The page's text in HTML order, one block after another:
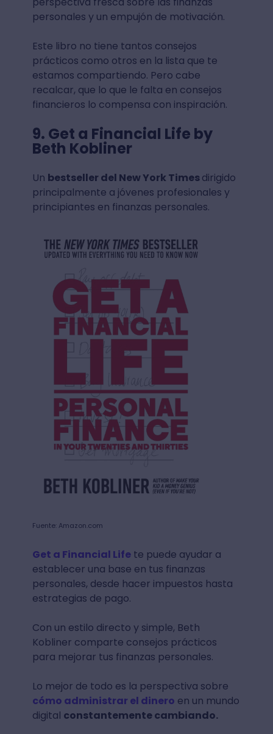
personales y un empujón de motivación.
Este libro no tiene tantos consejos
prácticos como otros en la lista que te
estamos compartiendo. Pero cabe
recalcar, que lo que le falta en consejos
financieros lo compensa con inspiración.
9. Get a Financial Life by
Beth Kobliner
Un bestseller del New York Timesdirigido
principalmente a jóvenes profesionales y
principiantes en finanzas personales.
Fuente: Amazon.com
Get a Financial Lifete puede ayudar a
establecer una base en tus finanzas
personales, desde hacer impuestos hasta
estrategias de pago.
Con un estilo directo y simple, Beth
Kobliner comparte consejos prácticos
para mejorar tus finanzas personales.
Lo mejor de todo es la perspectiva sobre
cómo administrar el dinero en un mundo
digital constantemente cambiando.